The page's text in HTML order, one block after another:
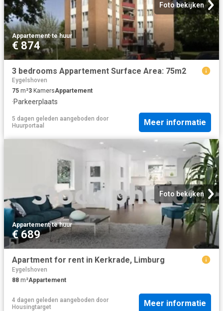
Foto bekijken
Appartement·te huur
€ 874
3 bedrooms Appartement Surface Area: 75m2
Eygelshoven
75 m²3 KamersAppartement
·Parkeerplaats
5 dagen geleden aangeboden door
Huurportaal
Meer informatie
Foto bekijken
Appartement·te huur
€ 689
Apartment for rent in Kerkrade, Limburg
Eygelshoven
88 m²Appartement
4 dagen geleden aangeboden door
Housingtarget
Meer informatie